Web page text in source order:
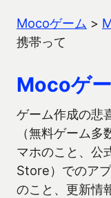
Mocoゲーム >
携帯って
Mocoゲ
ゲーム作成の悲
（無料ゲーム
マホのこと、公
Store）でのア
のこと、更新情